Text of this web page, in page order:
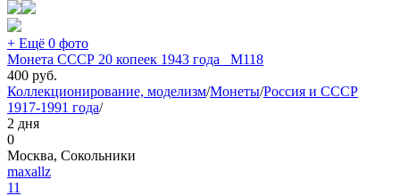
+ Ещё 0 фото
Монета СССР 20 копеек 1943 года _М118
400 руб.
Коллекционирование, моделизм/Монеты/Россия и СССР
1917-1991 года/
2 дня
0
Москва, Сокольники
maxallz
11